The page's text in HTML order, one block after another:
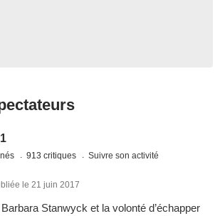
913 critiques Suivre son activité
le 21 juin 2017
Stanwyck et la volonté d’échapper